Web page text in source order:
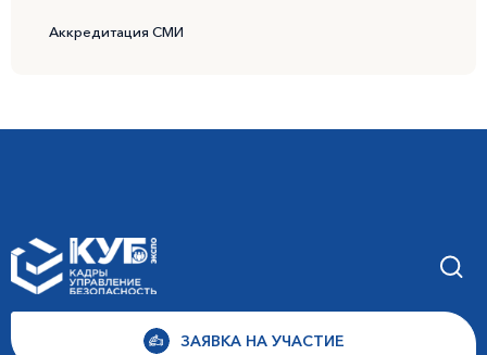
Аккредитация СМИ
ЗАЯВКА НА УЧАСТИЕ